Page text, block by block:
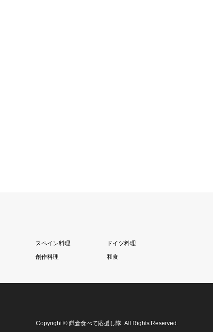
スペイン料理
ドイツ料理
創作料理 和食
Copyright© 鎌倉食べて応援し隊. All Rights Reserved.